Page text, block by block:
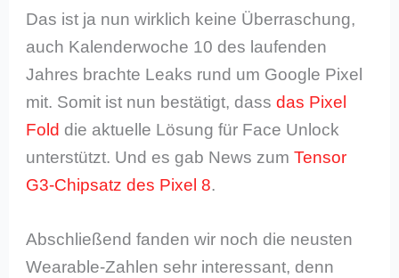
Das ist ja nun wirklich keine Überraschung,
auch Kalenderwoche 10 des laufenden
Jahres brachte Leaks rund um Google Pixel
mit. Somit ist nun bestätigt, dassdas Pixel
Fold die aktuelle Lösung für Face Unlock
unterstützt. Und es gab News zumTensor
G3-Chipsatz des Pixel 8.
Abschließend fanden wir noch die neusten
Wearable-Zahlen sehr interessant, denn